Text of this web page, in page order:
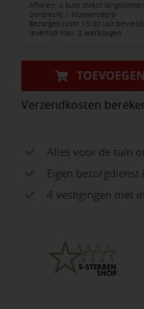
cm
versterkt
Afhalen: u kunt direct
Dordrecht | Numansdorp
Bezorgen (voor 15:00 uur
levertijd max. 2 werkdagen
Verzendkosten
Alles voor de tuin
Eigen
4 vestigingen met